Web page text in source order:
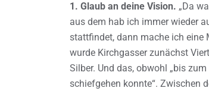
1. Glaub an deine Vision. „Da
aus dem hab ich immer wieder
stattfindet, dann mache ich eine
wurde Kirchgasser zunächst
Silber. Und das, obwohl „bis
schiefgehen konnte“. Zwischen